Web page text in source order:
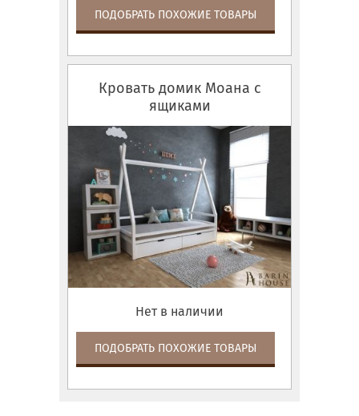
ПОДОБРАТЬ ПОХОЖИЕ ТОВАРЫ
Кровать домик Моана с
ящиками
Нет в наличии
ПОДОБРАТЬ ПОХОЖИЕ ТОВАРЫ